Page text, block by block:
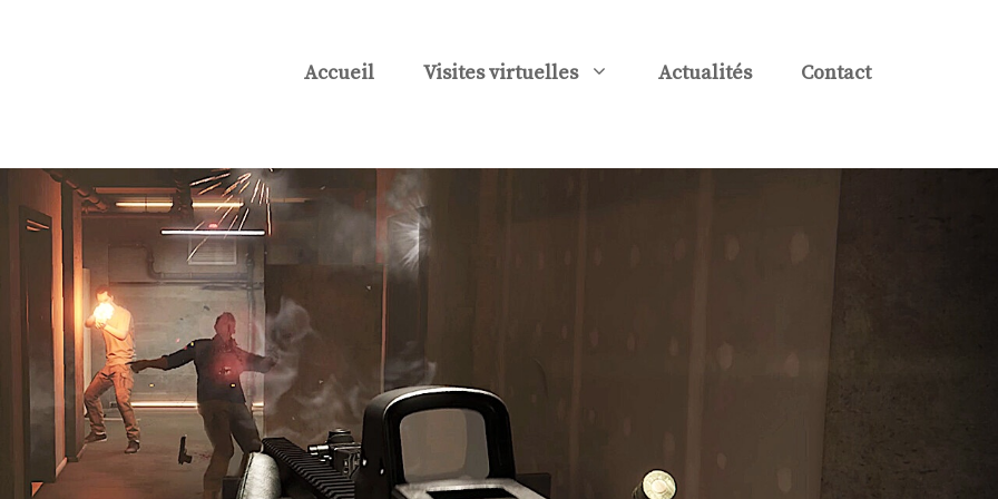
Accueil Visites virtuelles Actualités Contact